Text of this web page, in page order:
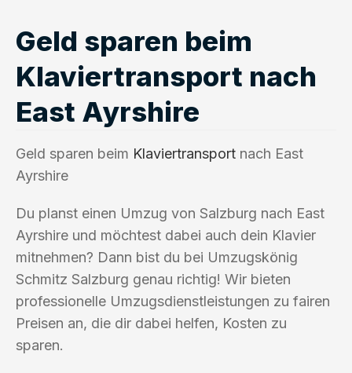
Geld sparen beim
Klaviertransport nach
East Ayrshire
Geld sparen beim Klaviertransport nach East
Ayrshire
Du planst einen Umzug von Salzburg nach East
Ayrshire und möchtest dabei auch dein Klavier
mitnehmen? Dann bist du bei Umzugskönig
Schmitz Salzburg genau richtig! Wir bieten
professionelle Umzugsdienstleistungen zu fairen
Preisen an, die dir dabei helfen, Kosten zu
sparen.